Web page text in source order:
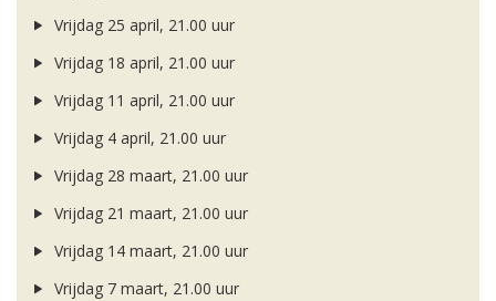
Vrijdag 25 april, 21.00 uur
Vrijdag 18 april, 21.00 uur
Vrijdag 11 april, 21.00 uur
Vrijdag 4 april, 21.00 uur
Vrijdag 28 maart, 21.00 uur
Vrijdag 21 maart, 21.00 uur
Vrijdag 14 maart, 21.00 uur
Vrijdag 7 maart, 21.00 uur